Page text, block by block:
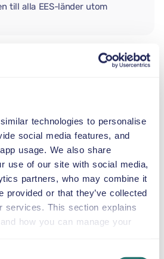
technologies to personalise
social media features, and
usage. We also share
use of our site with social media,
partners, who may combine it
provided or that they’ve collected
services. This section explains
how you can manage your
till alla EES-länder utom